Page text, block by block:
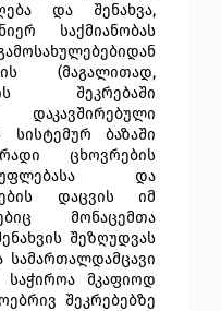
და შენახვა,
საქმიანობას
(მაგალითად,
შეკრებაში
ბაზაში
ცხოვრების
და
დაცვის იმ
მონაცემთა
შეზღუდვას
სამართალდამცავი
საჭიროა მკაფიოდ
შეკრებებზე